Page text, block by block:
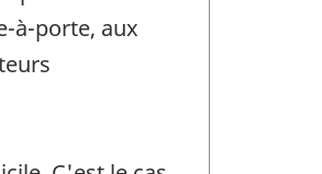
à-porte, aux